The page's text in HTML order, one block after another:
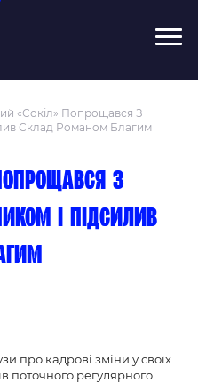
«Сокіл» Попрощався З
Склад Романом Благим
з
і підсилив
про кадрові зміни у своїх
поточного регулярного